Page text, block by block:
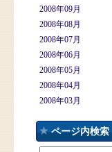
2008年09月
2008年08月
2008年07月
2008年06月
2008年05月
2008年04月
2008年03月
ページ内検索